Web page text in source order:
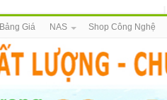
Bảng Giá NAS Shop Công Nghệ